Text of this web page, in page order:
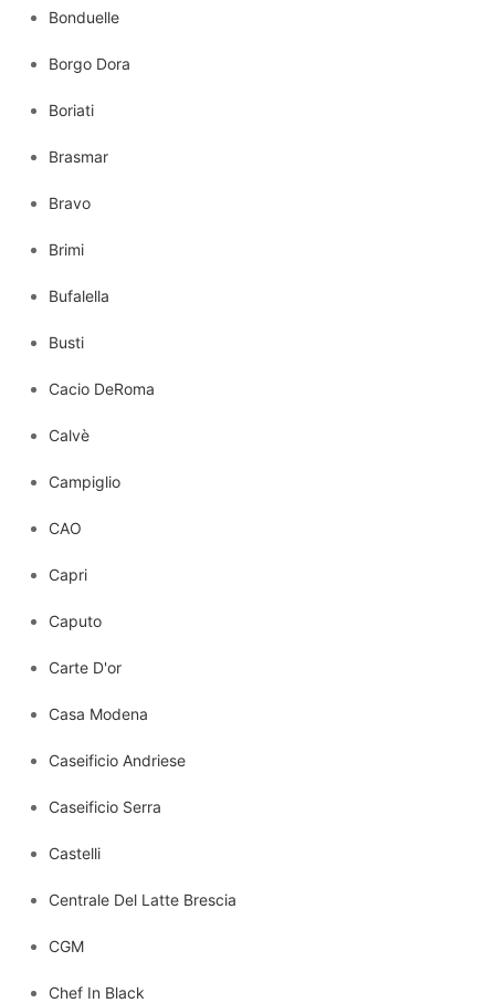
Bonduelle
Borgo Dora
Boriati
Brasmar
Bravo
Brimi
Bufalella
Busti
Cacio DeRoma
Calvè
Campiglio
CAO
Capri
Caputo
Carte D'or
Casa Modena
Caseificio Andriese
Caseificio Serra
Castelli
Centrale Del Latte Brescia
CGM
Chef In Black